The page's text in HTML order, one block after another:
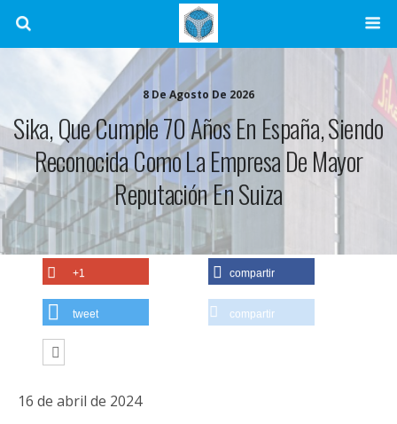
8 De Agosto De 2026
Sika, Que Cumple 70 Años En España, Siendo
Reconocida Como La Empresa De Mayor
Reputación En Suiza
+1 compartir
tweet compartir
16 de abril de 2024